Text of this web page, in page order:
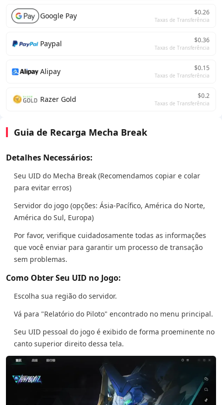
Google Pay $0.26
Taxas de Transferência
Paypal $0.36
Taxas de Transferência
Alipay $0.15
Taxas de Transferência
Razer Gold $0.2
Taxas de Transferência
Guia de Recarga Mecha Break
Detalhes Necessários:
Seu UID do Mecha Break (Recomendamos copiar e colar
para evitar erros)
Servidor do jogo (opções: Ásia-Pacífico, América do Norte,
América do Sul, Europa)
Por favor, verifique cuidadosamente todas as informações
que você enviar para garantir um processo de transação
sem problemas.
Como Obter Seu UID no Jogo:
Escolha sua região do servidor.
Vá para "Relatório do Piloto" encontrado no menu principal.
Seu UID pessoal do jogo é exibido de forma proeminente no
canto superior direito dessa tela.